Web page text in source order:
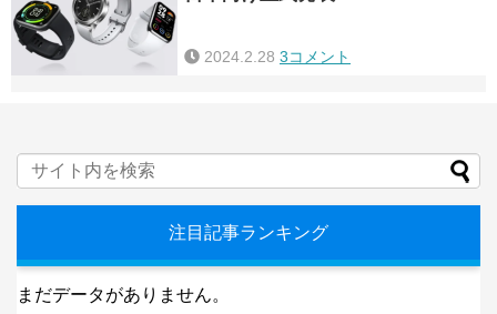
2024.2.28 3コメント
注目記事ランキング
まだデータがありません。